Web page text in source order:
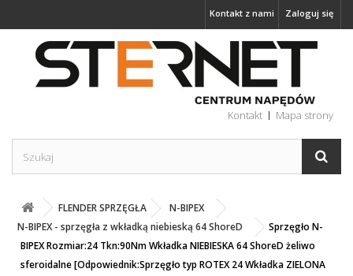
Zaloguj się
Kontakt z nami
Kontakt Mapa strony
FLENDER SPRZĘGŁA
N-BIPEX
N-BIPEX - sprzęgła z wkładką niebieską 64 ShoreD
Sprzęgło N-
BIPEX Rozmiar:24 Tkn:90Nm Wkładka NIEBIESKA 64 ShoreD żeliwo
sferoidalne [Odpowiednik:Sprzęgło typ ROTEX 24 Wkładka ZIELONA